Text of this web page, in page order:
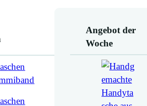
Angebot der
Woche